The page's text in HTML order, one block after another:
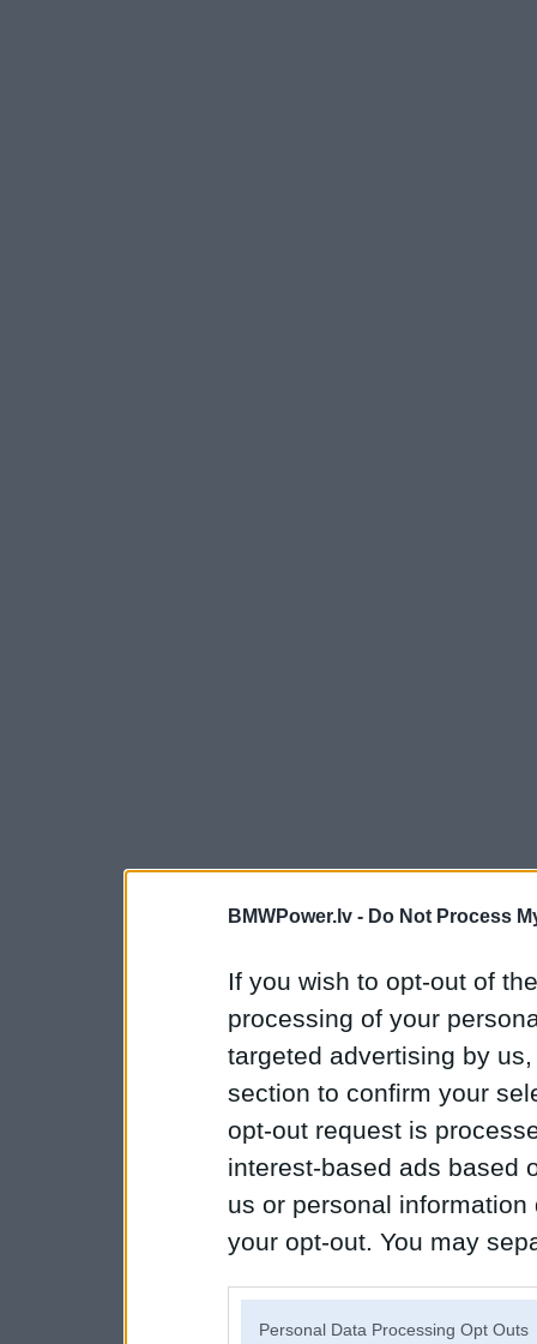
BMWPower.lv - Do Not Process
If you wish to opt-out of
processing of your
targeted advertising by
section to confirm your
opt-out request is
interest-based ads based
us or personal
your opt-out. You may
Personal Data Processing Opt Outs